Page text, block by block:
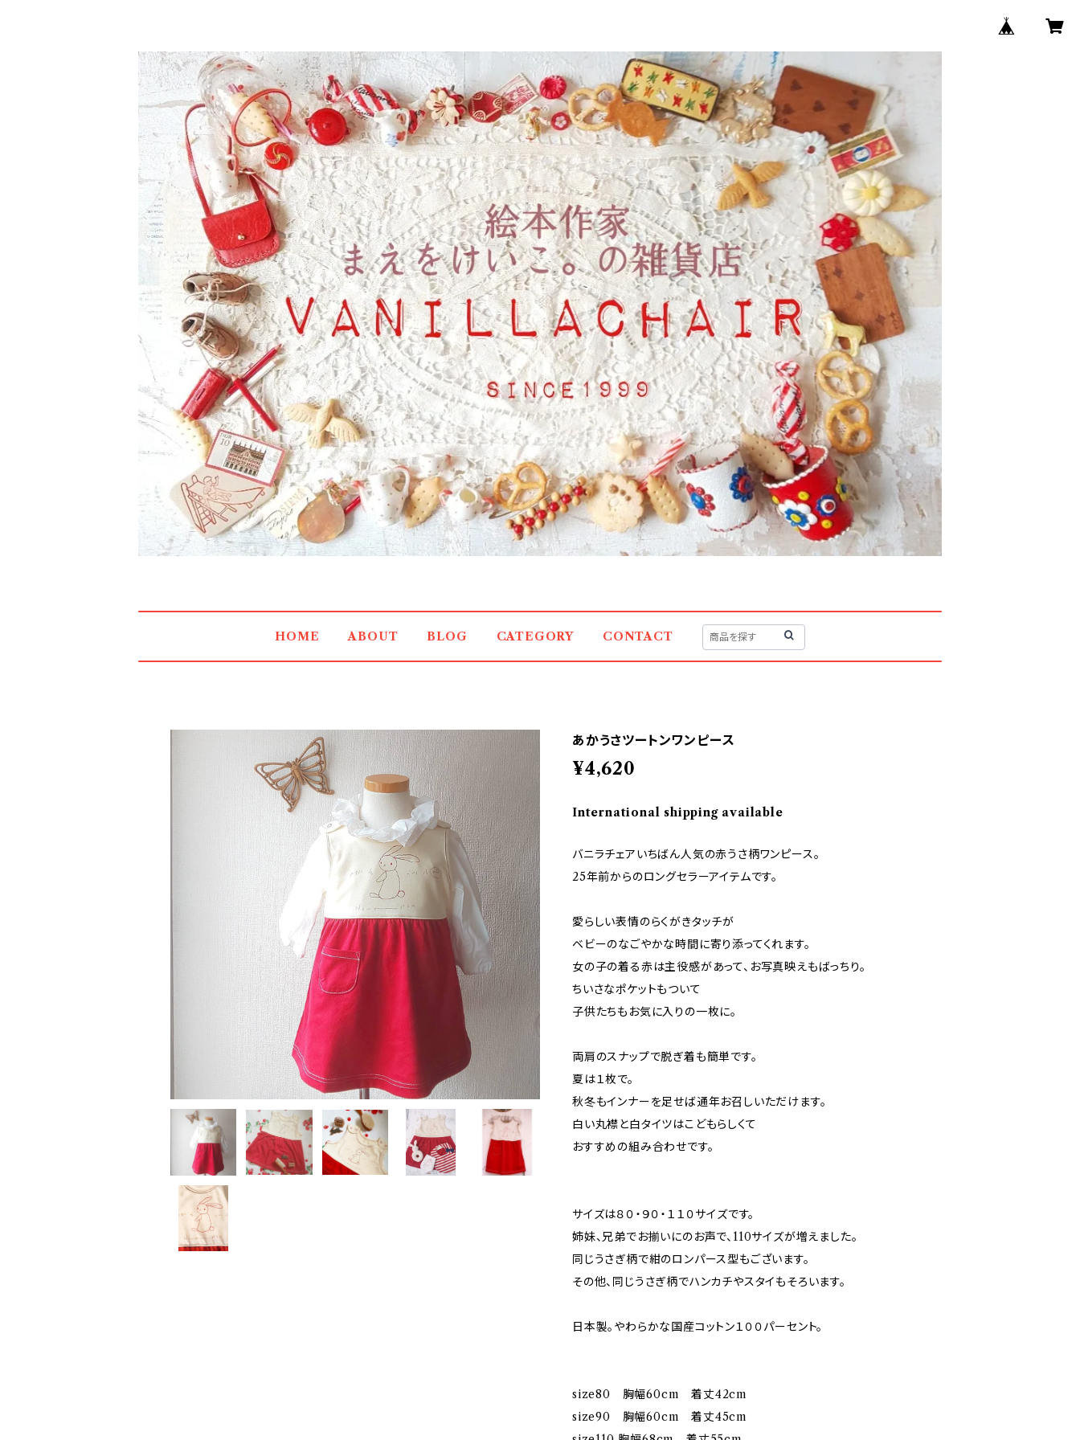
HOME ABOUT BLOG CATEGORY CONTACT
あかうさツートンワンピース
¥4,620
International shipping available
バニラチェアいちばん人気の赤うさ柄ワンピース。
25年前からのロングセラーアイテムです。
愛らしい表情のらくがきタッチが
ベビーのなごやかな時間に寄り添ってくれます。
女の子の着る赤は主役感があって、お写真映えもばっちり。
ちいさなポケットもついて
子供たちもお気に入りの一枚に。
両肩のスナップで脱ぎ着も簡単です。
夏は１枚で。
秋冬もインナーを足せば通年お召しいただけます。
白い丸襟と白タイツはこどもらしくて
おすすめの組み合わせです。
サイズは８０・９０・１１０サイズです。
姉妹、兄弟でお揃いにのお声で、110サイズが増えました。
同じうさぎ柄で紺のロンパース型もございます。
その他、同じうさぎ柄でハンカチやスタイもそろいます。
日本製。やわらかな国産コットン１００パーセント。
size80 胸幅60cm 着丈42cm
size90 胸幅60cm 着丈45cm